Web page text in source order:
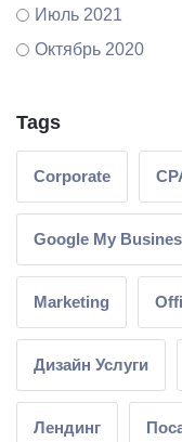
Июль 2021
Октябрь 2020
Tags
Corporate
Google My
Marketing
Дизайн Услуги
Лендинг